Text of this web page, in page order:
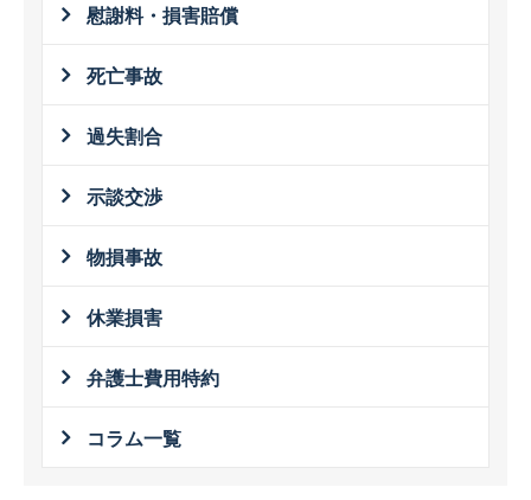
慰謝料・損害賠償
死亡事故
過失割合
示談交渉
物損事故
休業損害
弁護士費用特約
コラム一覧